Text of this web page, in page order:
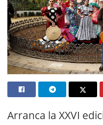
Arranca la XXVI